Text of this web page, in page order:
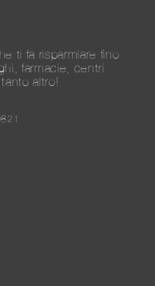
ti fa risparmiare fino
farmacie, centri
altro!